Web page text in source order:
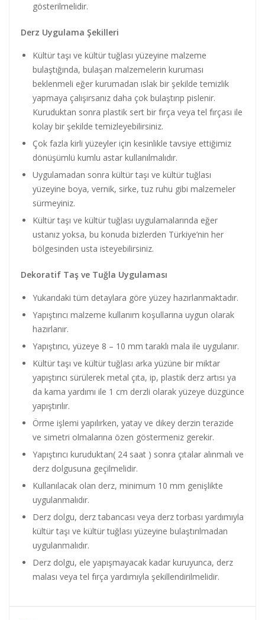
gösterilmelidir.
Derz Uygulama Şekilleri
Kültür taşı ve kültür tuğlası yüzeyine malzeme
bulaştığında, bulaşan malzemelerin kuruması
beklenmeli eğer kurumadan ıslak bir şekilde temizlik
yapmaya çalışırsanız daha çok bulaştırıp pislenir.
Kuruduktan sonra plastik sert bir fırça veya tel fırçası ile
kolay bir şekilde temizleyebilirsiniz.
Çok fazla kirli yüzeyler için kesinlikle tavsiye ettiğimiz
dönüşümlü kumlu astar kullanılmalıdır.
Uygulamadan sonra kültür taşı ve kültür tuğlası
yüzeyine boya, vernik, sirke, tuz ruhu gibi malzemeler
sürmeyiniz.
Kültür taşı ve kültür tuğlası uygulamalarında eğer
ustanız yoksa, bu konuda bizlerden Türkiye’nin her
bölgesinden usta isteyebilirsiniz.
Dekoratif Taş ve Tuğla Uygulaması
Yukarıdaki tüm detaylara göre yüzey hazırlanmaktadır.
Yapıştırıcı malzeme kullanım koşullarına uygun olarak
hazırlanır.
Yapıştırıcı, yüzeye 8 – 10 mm taraklı mala ile uygulanır.
Kültür taşı ve kültür tuğlası arka yüzüne bir miktar
yapıştırıcı sürülerek metal çıta, ip, plastik derz artısı ya
da kama yardımı ile 1 cm derzli olarak yüzeye düzgünce
yapıştırılır.
Örme işlemi yapılırken, yatay ve dikey derzin terazide
ve simetri olmalarına özen göstermeniz gerekir.
Yapıştırıcı kuruduktan( 24 saat ) sonra çıtalar alınmalı ve
derz dolgusuna geçilmelidir.
Kullanılacak olan derz, minimum 10 mm genişlikte
uygulanmalıdır.
Derz dolgu, derz tabancası veya derz torbası yardımıyla
kültür taşı ve kültür tuğlası yüzeyine bulaştırılmadan
uygulanmalıdır.
Derz dolgu, ele yapışmayacak kadar kuruyunca, derz
malası veya tel fırça yardımıyla şekillendirilmelidir.